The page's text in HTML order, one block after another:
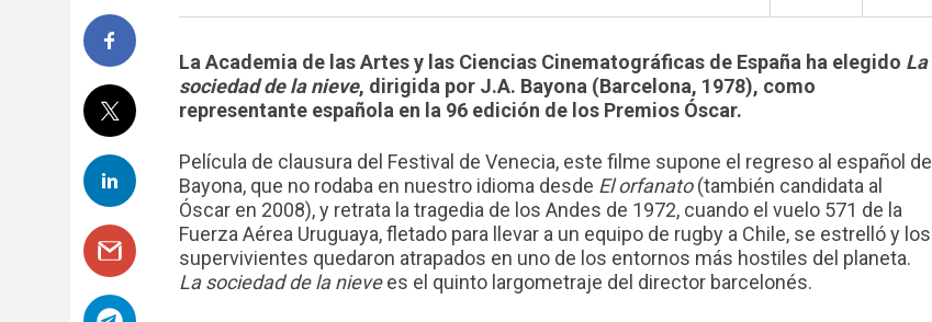
La Academia de las Artes y las Ciencias Cinematográficas de España ha elegido La
sociedad de la nieve, dirigida por J.A. Bayona (Barcelona, 1978), como
representante española en la 96 edición de los Premios Óscar.
Película de clausura del Festival de Venecia, este filme supone el regreso al español de
Bayona, que no rodaba en nuestro idioma desde El orfanato(también candidata al
Óscar en 2008), y retrata la tragedia de los Andes de 1972, cuando el vuelo 571 de la
Fuerza Aérea Uruguaya, fletado para llevar a un equipo de rugby a Chile, se estrelló y los
supervivientes quedaron atrapados en uno de los entornos más hostiles del planeta.
La sociedad de la nievees el quinto largometraje del director barcelonés.